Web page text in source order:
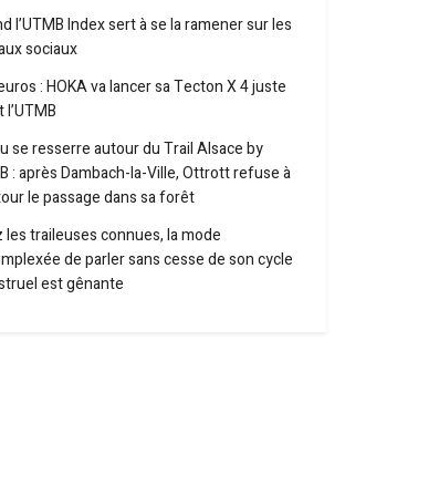
l’UTMB Index sert à se la ramener sur les
sociaux
: HOKA va lancer sa Tecton X 4 juste
l’UTMB
se resserre autour du Trail Alsace by
: après Dambach-la-Ville, Ottrott refuse à
le passage dans sa forêt
les traileuses connues, la mode
de parler sans cesse de son cycle
est gênante